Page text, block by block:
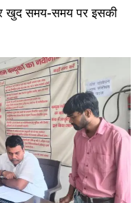
खुद समय-समय पर इसकी